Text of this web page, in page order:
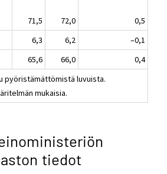
71,5 72,0
0,5
6,3 6,2
–0,1
65,6 66,0
0,4
pyöristämättömistä luvuista.
mukaisia.
tiedot